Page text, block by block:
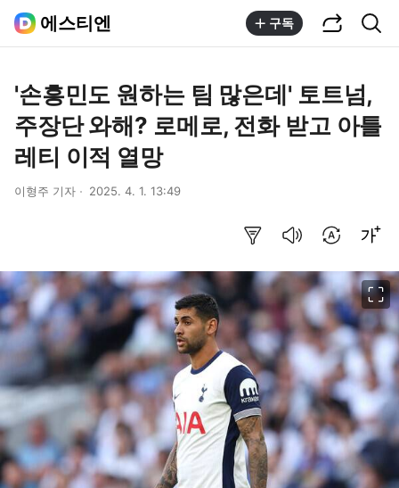
에스티엔 구독
'손흥민도 원하는 팀 많은데' 토트넘,
주장단 와해? 로메로, 전화 받고 아틀
레티 이적 열망
이형주 기자 2025. 4. 1. 13:49